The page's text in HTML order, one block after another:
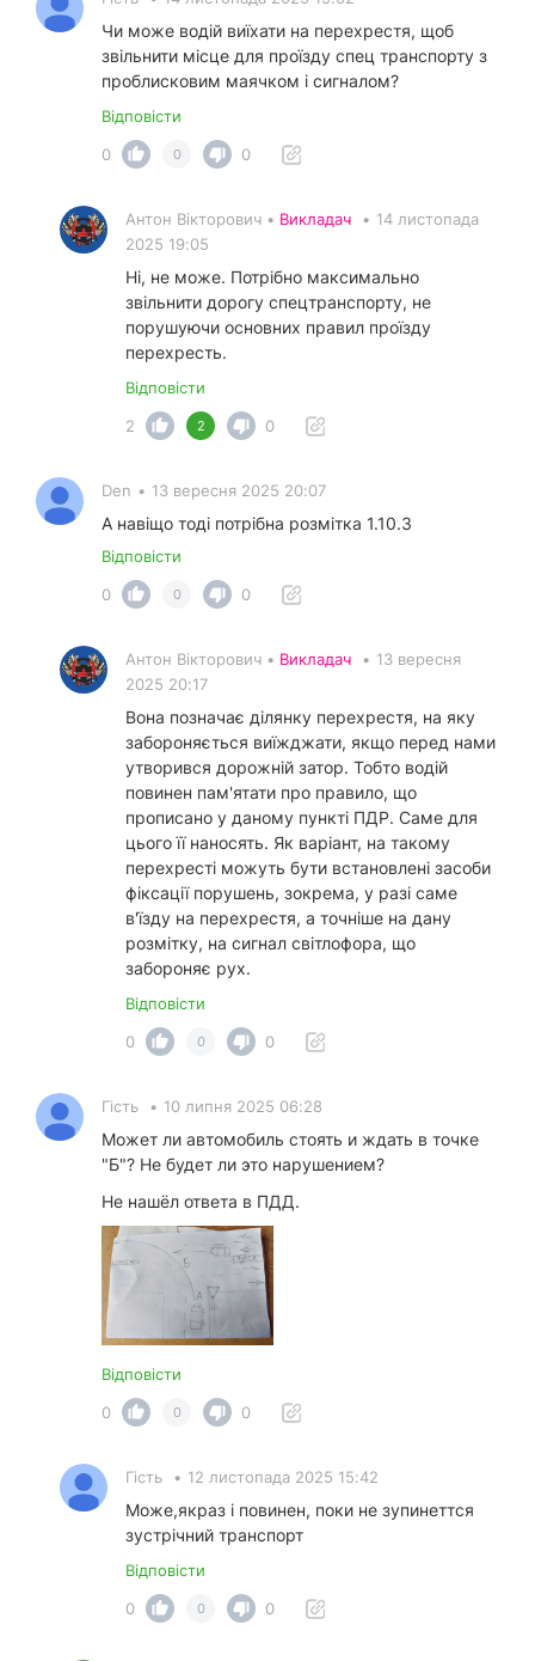
Чи може водій виїхати на перехрестя, щоб
звільнити місце для проїзду спец транспорту з
проблисковим маячком і сигналом?
Відповісти
0
0 0
Антон Вікторович • Викладач • 14 листопада
2025 19:05
Ні, не може. Потрібно максимально
звільнити дорогу спецтранспорту, не
порушуючи основних правил проїзду
перехресть.
Відповісти
2
2 0
Den • 13 вересня 2025 20:07
А навіщо тоді потрібна розмітка 1.10.3
Відповісти
0
0 0
Антон Вікторович • Викладач • 13 вересня
2025 20:17
Вона позначає ділянку перехрестя, на яку
забороняється виїжджати, якщо перед нами
утворився дорожній затор. Тобто водій
повинен пам'ятати про правило, що
прописано у даному пункті ПДР. Саме для
цього її наносять. Як варіант, на такому
перехресті можуть бути встановлені засоби
фіксації порушень, зокрема, у разі саме
в'їзду на перехрестя, а точніше на дану
розмітку, на сигнал світлофора, що
забороняє рух.
Відповісти
0
0 0
Гість • 10 липня 2025 06:28
Может ли автомобиль стоять и ждать в точке
"Б"? Не будет ли это нарушением?
Не нашёл ответа в ПДД.
Відповісти
0
0 0
Гість • 12 листопада 2025 15:42
Може,якраз і повинен, поки не зупинеттся
зустрічний транспорт
Відповісти
0
0 0